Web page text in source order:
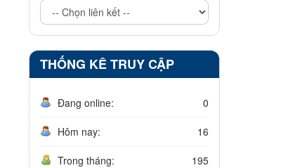
THỐNG KÊ TRUY CẬP
Đang online: 0
Hôm nay: 16
Trong tháng: 195